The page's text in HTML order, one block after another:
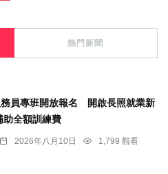
熱門新聞
員專班開放報名 開啟長照就業新
助全額訓練費
2026年八月10日
1,799 觀看